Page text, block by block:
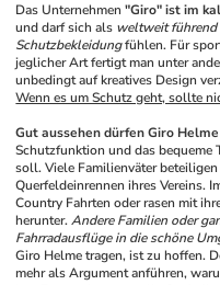
Das Unternehmen "Giro" ist im
und darf sich als weltweit
Schutzbekleidung fühlen. Für
jeglicher Art fertigt man unter
unbedingt auf kreatives Design
Wenn es um Schutz geht, sollte
Gut aussehen dürfen Giro
Schutzfunktion und das bequeme
soll. Viele Familienväter
Querfeldeinrennen ihres Vereins.
Country Fahrten oder rasen mit
herunter. Andere Familien oder
Fahrradausflüge in die schöne
Giro Helme tragen, ist zu hoffen.
mehr als Argument anführen,